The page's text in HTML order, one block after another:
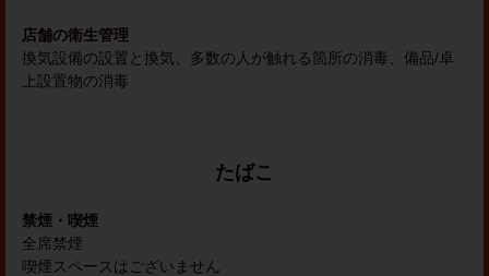
店舗の衛生管理
換気設備の設置と換気
多数の人が触れる箇所の消毒
備品/卓
上設置物の消毒
たばこ
禁煙・喫煙
全席禁煙
喫煙スペースはございません